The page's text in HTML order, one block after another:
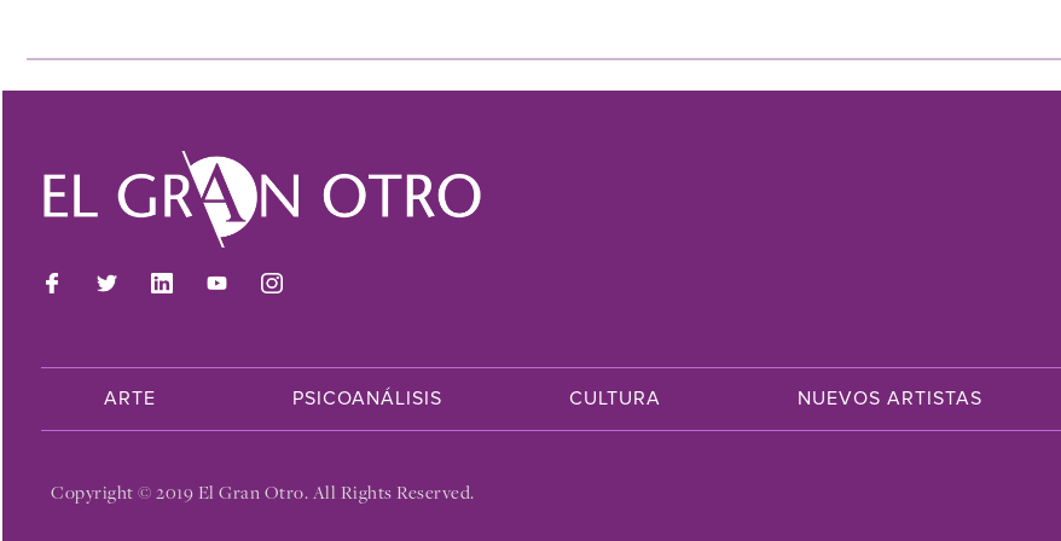
ARTE PSICOANÁLISIS CULTURA NUEVOS ARTISTAS
Copyright © 2019 El Gran Otro. All Rights Reserved.